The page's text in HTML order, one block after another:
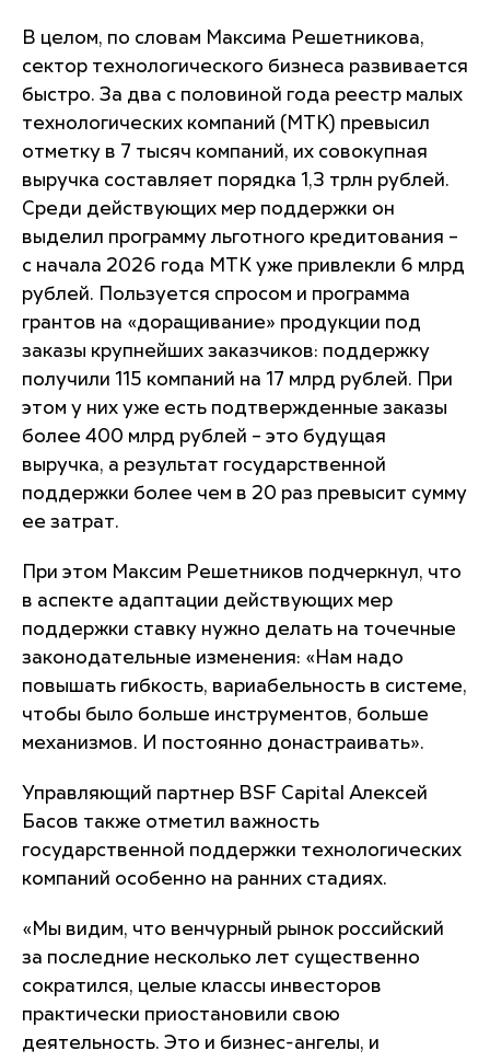
В целом, по словам Максима Решетникова,
сектор технологического бизнеса развивается
быстро. За два с половиной года реестр малых
технологических компаний (МТК) превысил
отметку в 7 тысяч компаний, их совокупная
выручка составляет порядка 1,3 трлн рублей.
Среди действующих мер поддержки он
выделил программу льготного кредитования –
с начала 2026 года МТК уже привлекли 6 млрд
рублей. Пользуется спросом и программа
грантов на «доращивание» продукции под
заказы крупнейших заказчиков: поддержку
получили 115 компаний на 17 млрд рублей. При
этом у них уже есть подтвержденные заказы
более 400 млрд рублей – это будущая
выручка, а результат государственной
поддержки более чем в 20 раз превысит сумму
ее затрат.
При этом Максим Решетников подчеркнул, что
в аспекте адаптации действующих мер
поддержки ставку нужно делать на точечные
законодательные изменения: « Нам надо
повышать гибкость, вариабельность в системе,
чтобы было больше инструментов, больше
механизмов. И постоянно донастраивать».
Управляющий партнер BSF Capital Алексей
Басов также отметил важность
государственной поддержки технологических
компаний особенно на ранних стадиях.
« Мы видим, что венчурный рынок российский
за последние несколько лет существенно
сократился, целые классы инвесторов
практически приостановили свою
деятельность. Это и бизнес-ангелы, и